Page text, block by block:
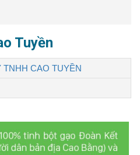
Tuyền
TNHH CAO TUYỀN